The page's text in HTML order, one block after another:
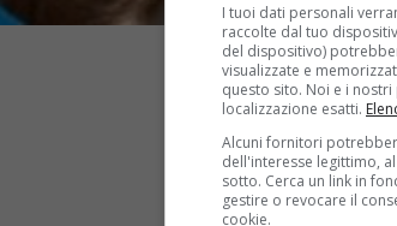
I tuoi dati personali
raccolte dal tuo
del dispositivo)
visualizzate e
questo sito. Noi e i
localizzazione esatti.
Alcuni fornitori
dell'interesse legittimo,
sotto. Cerca un link in
gestire o revocare il
cookie.